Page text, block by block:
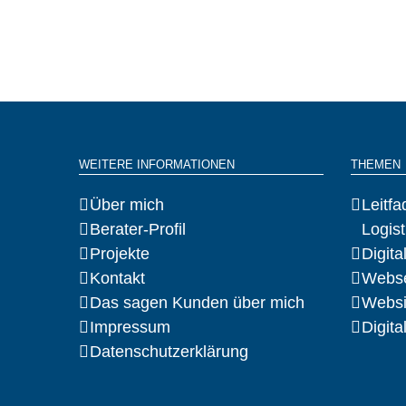
WEITERE INFORMATIONEN
Über mich
Berater-Profil
Projekte
Kontakt
Das sagen Kunden über mich
Impressum
Datenschutzerklärung
THEMEN